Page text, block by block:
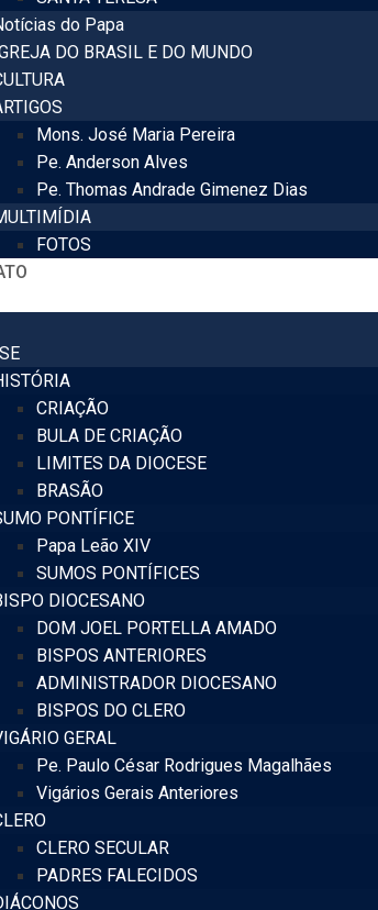
do Papa
DO BRASIL E DO MUNDO
Mons. José Maria Pereira
Pe. Anderson Alves
Pe. Thomas Andrade Gimenez Dias
FOTOS
CRIAÇÃO
BULA DE CRIAÇÃO
LIMITES DA DIOCESE
BRASÃO
PONTÍFICE
Papa Leão XIV
SUMOS PONTÍFICES
DIOCESANO
DOM JOEL PORTELLA AMADO
BISPOS ANTERIORES
ADMINISTRADOR DIOCESANO
BISPOS DO CLERO
GERAL
Pe. Paulo César Rodrigues Magalhães
Vigários Gerais Anteriores
CLERO SECULAR
PADRES FALECIDOS